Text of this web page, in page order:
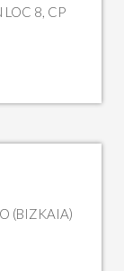
LOC 8, CP
(BIZKAIA)